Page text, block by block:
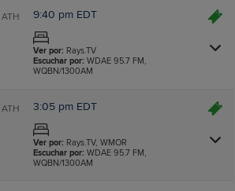
ATH 9:40 pm EDT
Ver por: Rays.TV
Escuchar por: WDAE 95.7 FM,
WQBN/1300AM
ATH 3:05 pm EDT
Ver por: Rays.TV, WMOR
Escuchar por: WDAE 95.7 FM,
WQBN/1300AM